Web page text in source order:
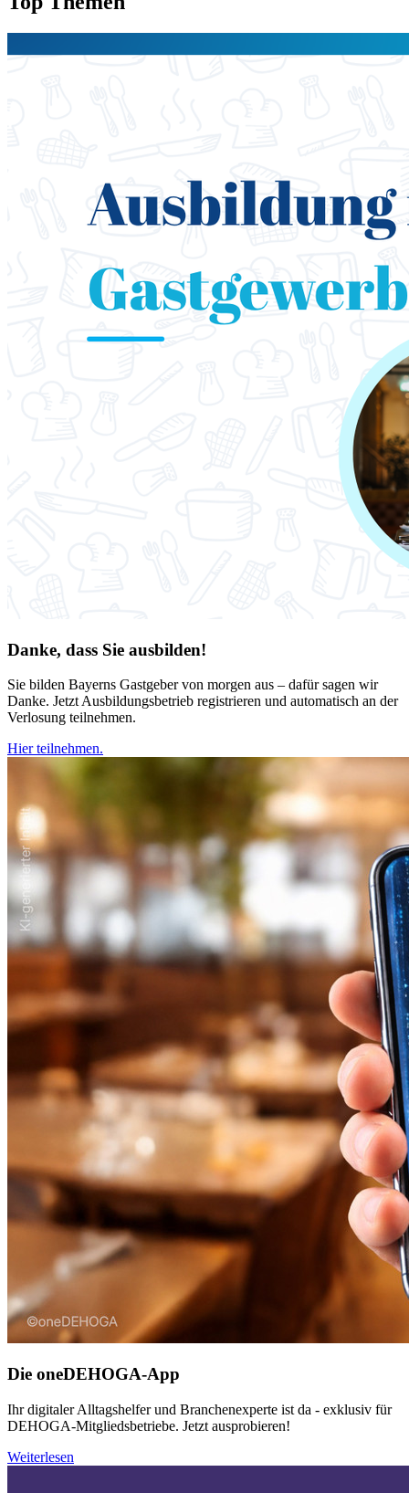
Danke, dass Sie ausbilden!
Sie bilden Bayerns Gastgeber von morgen aus – dafür sagen wir
Danke. Jetzt Ausbildungsbetrieb registrieren und automatisch an der
Verlosung teilnehmen.
Hier teilnehmen.
Die oneDEHOGA-App
Ihr digitaler Alltagshelfer und Branchenexperte ist da - exklusiv für
DEHOGA-Mitgliedsbetriebe. Jetzt ausprobieren!
Weiterlesen